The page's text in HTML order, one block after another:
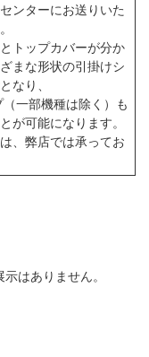
ンターにお送りいた
トップカバーが分か
まな形状の引掛けシ
なり、
一部機種は除く）も
が可能になります。
、弊店では承ってお
はありません。